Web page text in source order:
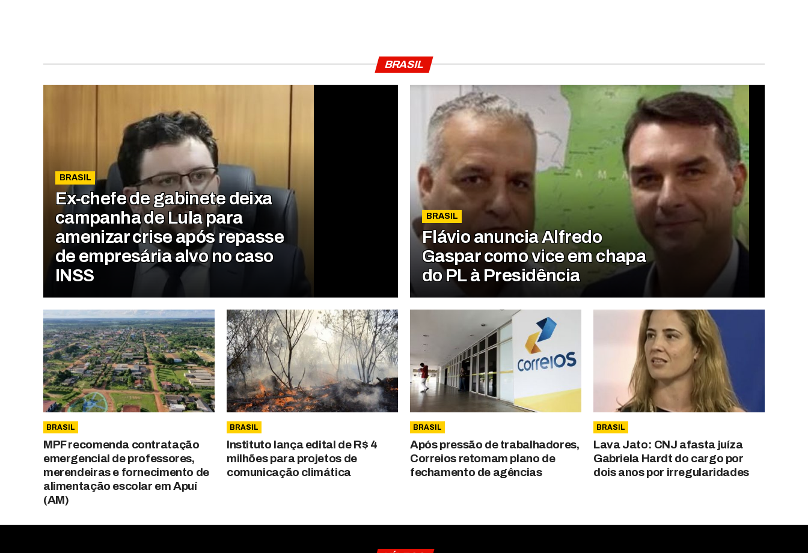
BRASIL
BRASIL
Ex-chefe de gabinete deixa
campanha de Lula para
amenizar crise após repasse
de empresária alvo no caso
INSS
BRASIL
Flávio anuncia Alfredo
Gaspar como vice em chapa
do PL à Presidência
BRASIL
MPF recomenda contratação
emergencial de professores,
merendeiras e fornecimento de
alimentação escolar em Apuí
(AM)
BRASIL
Instituto lança edital de R$ 4
milhões para projetos de
comunicação climática
BRASIL
Após pressão de trabalhadores,
Correios retomam plano de
fechamento de agências
BRASIL
Lava Jato: CNJ afasta juíza
Gabriela Hardt do cargo por
dois anos por irregularidades